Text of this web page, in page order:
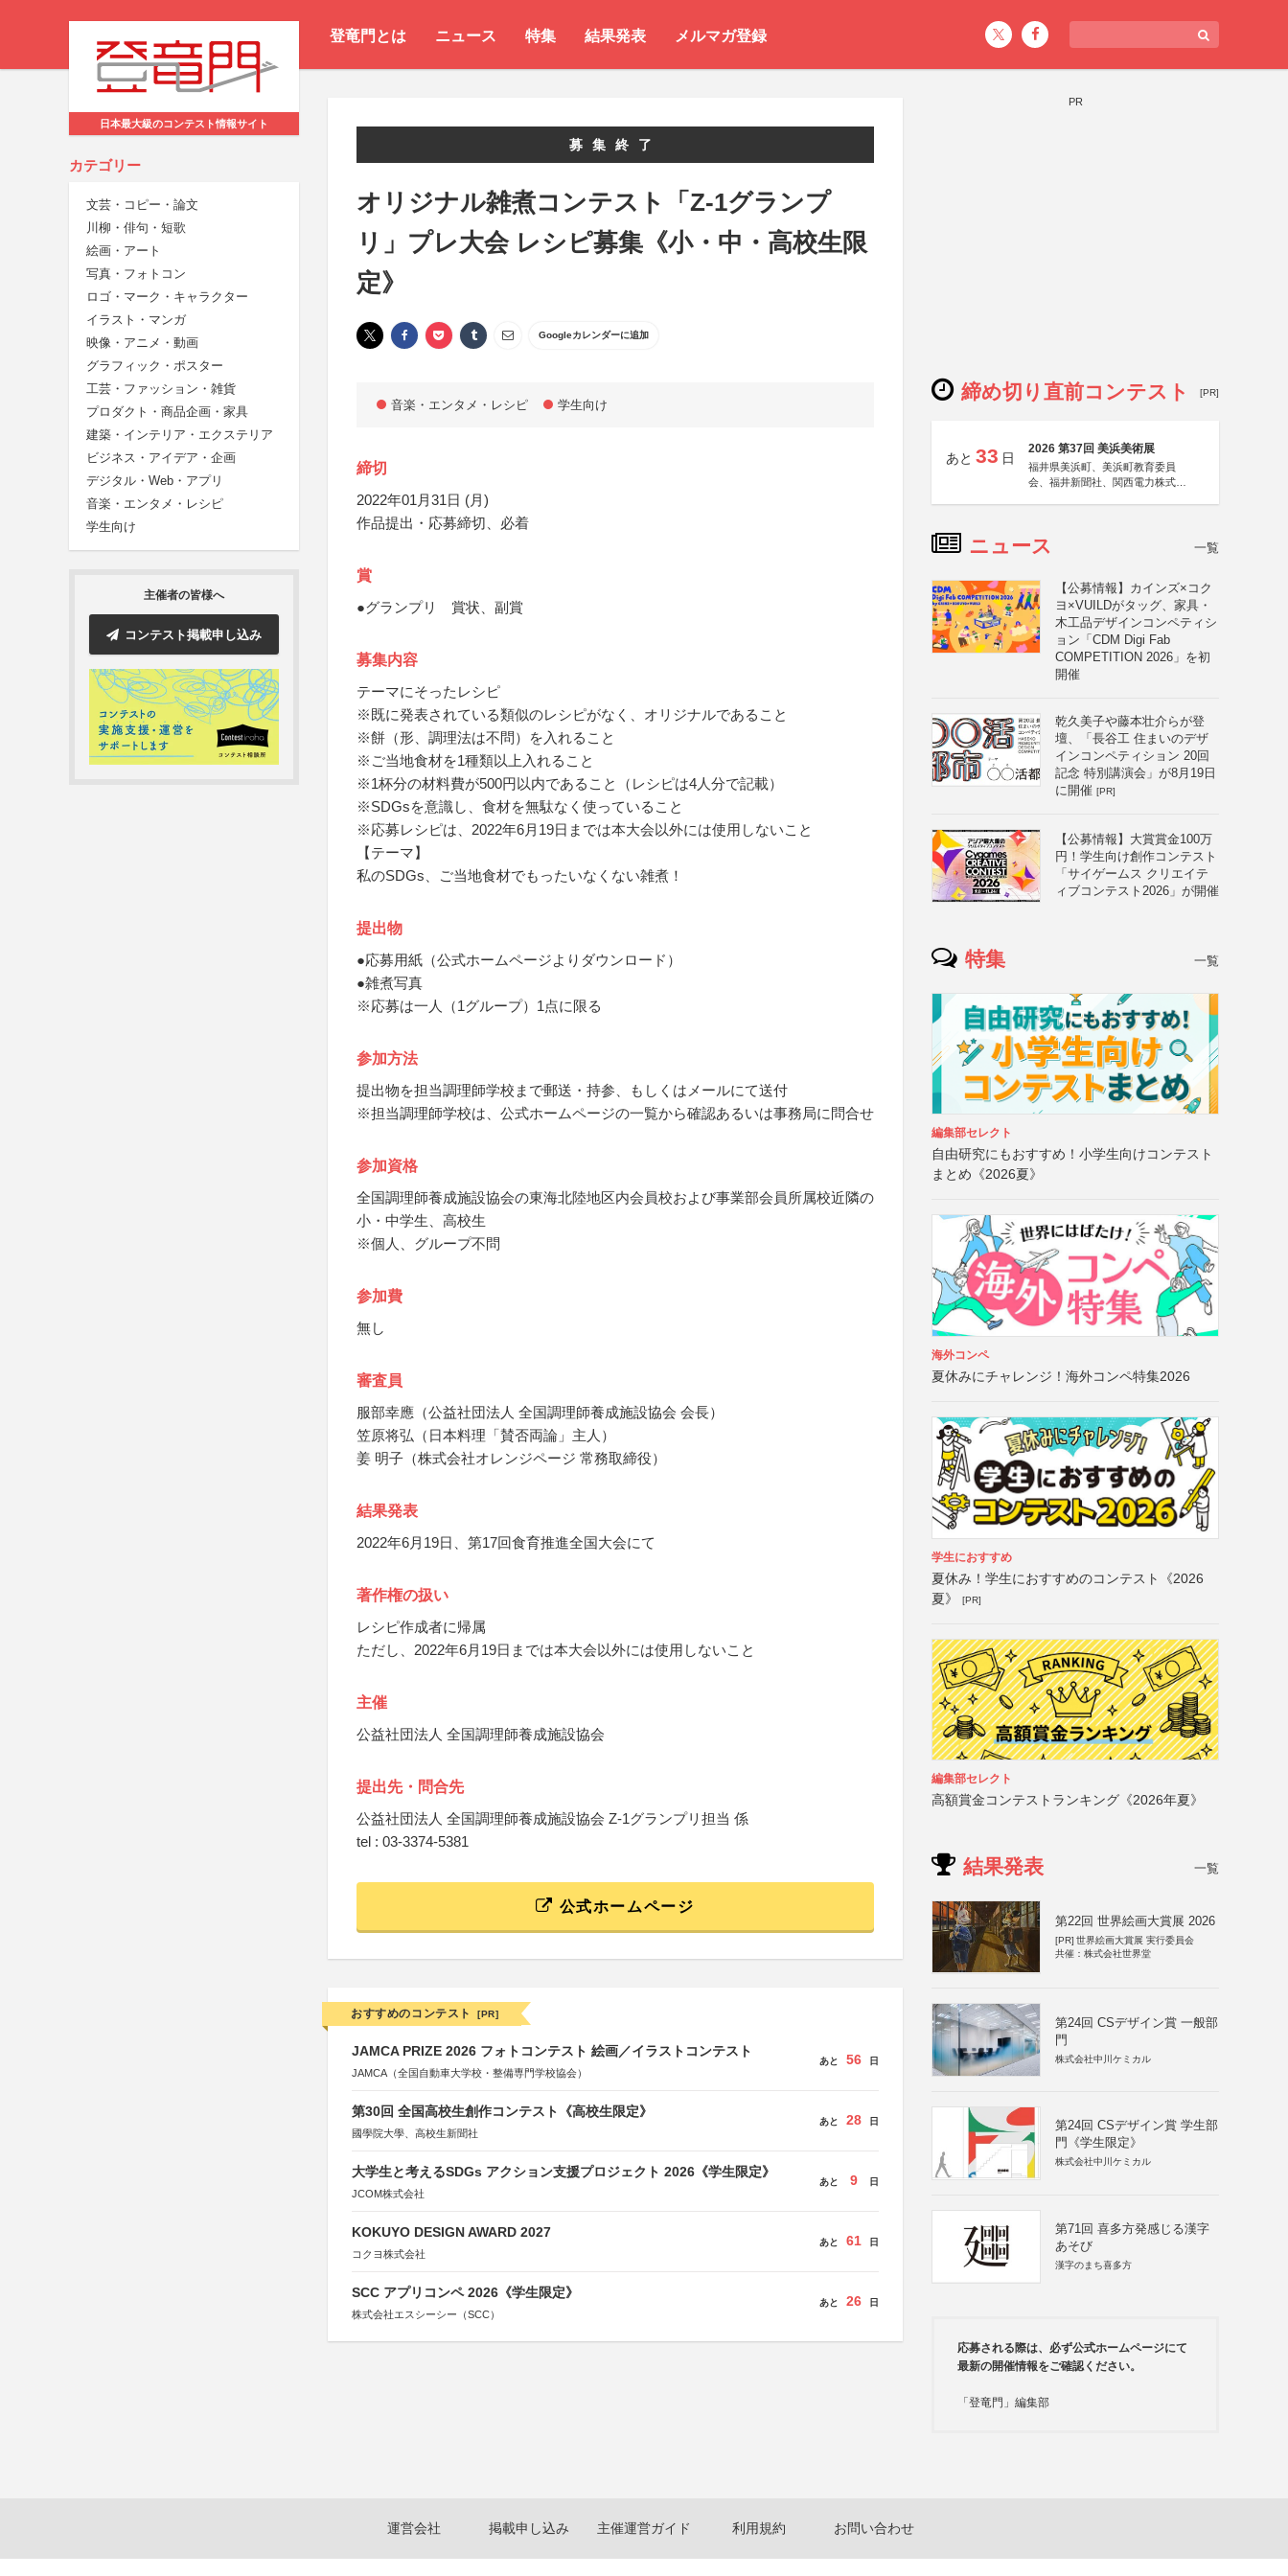
登竜門とは ニュース 特集 結果発表 メルマガ登録
日本最大級のコンテスト情報サイト
カテゴリー
文芸・コピー・論文
川柳・俳句・短歌
絵画・アート
写真・フォトコン
ロゴ・マーク・キャラクター
イラスト・マンガ
映像・アニメ・動画
グラフィック・ポスター
工芸・ファッション・雑貨
プロダクト・商品企画・家具
建築・インテリア・エクステリア
ビジネス・アイデア・企画
デジタル・Web・アプリ
音楽・エンタメ・レシピ
学生向け
主催者の皆様へ
コンテスト掲載申し込み
募集終了
オリジナル雑煮コンテスト「Z-1グランプ
リ」プレ大会 レシピ募集《小・中・高校生限
定》
Googleカレンダーに追加
音楽・エンタメ・レシピ 学生向け
締切
2022年01月31日 (月)
作品提出・応募締切、必着
賞
●グランプリ 賞状、副賞
募集内容
テーマにそったレシピ
※既に発表されている類似のレシピがなく、オリジナルであること
※餅（形、調理法は不問）を入れること
※ご当地食材を1種類以上入れること
※1杯分の材料費が500円以内であること（レシピは4人分で記載）
※SDGsを意識し、食材を無駄なく使っていること
※応募レシピは、2022年6月19日までは本大会以外には使用しないこと
【テーマ】
私のSDGs、ご当地食材でもったいなくない雑煮！
提出物
●応募用紙（公式ホームページよりダウンロード）
●雑煮写真
※応募は一人（1グループ）1点に限る
参加方法
提出物を担当調理師学校まで郵送・持参、もしくはメールにて送付
※担当調理師学校は、公式ホームページの一覧から確認あるいは事務局に問合せ
参加資格
全国調理師養成施設協会の東海北陸地区内会員校および事業部会員所属校近隣の
小・中学生、高校生
※個人、グループ不問
参加費
無し
審査員
服部幸應（公益社団法人 全国調理師養成施設協会 会長）
笠原将弘（日本料理「賛否両論」主人）
姜 明子（株式会社オレンジページ 常務取締役）
結果発表
2022年6月19日、第17回食育推進全国大会にて
著作権の扱い
レシピ作成者に帰属
ただし、2022年6月19日までは本大会以外には使用しないこと
主催
公益社団法人 全国調理師養成施設協会
提出先・問合先
公益社団法人 全国調理師養成施設協会 Z-1グランプリ担当 係
tel : 03-3374-5381
公式ホームページ
おすすめのコンテスト [PR]
JAMCA PRIZE 2026 フォトコンテスト 絵画／イラストコンテスト
JAMCA（全国自動車大学校・整備専門学校協会）
あと 56 日
第30回 全国高校生創作コンテスト《高校生限定》
國學院大學、高校生新聞社
あと 28 日
大学生と考えるSDGs アクション支援プロジェクト 2026《学生限定》
JCOM株式会社
あと 9 日
KOKUYO DESIGN AWARD 2027
コクヨ株式会社
あと 61 日
SCC アプリコンペ 2026《学生限定》
株式会社エスシーシー（SCC）
あと 26 日
PR
締め切り直前コンテスト [PR]
あと 33 日
2026 第37回 美浜美術展
福井県美浜町、美浜町教育委員
会、福井新聞社、関西電力株式会
ニュース 一覧
【公募情報】カインズ×コク
ヨ×VUILDがタッグ、家具・
木工品デザインコンペティシ
ョン「CDM Digi Fab
COMPETITION 2026」を初
開催
乾久美子や藤本壮介らが登
壇、「長谷工 住まいのデザ
インコンペティション 20回
記念 特別講演会」が8月19日
に開催 [PR]
【公募情報】大賞賞金100万
円！学生向け創作コンテスト
「サイゲームス クリエイテ
ィブコンテスト2026」が開催
特集 一覧
編集部セレクト
自由研究にもおすすめ！小学生向けコンテスト
まとめ《2026夏》
海外コンペ
夏休みにチャレンジ！海外コンペ特集2026
学生におすすめ
夏休み！学生におすすめのコンテスト《2026
夏》
[PR]
編集部セレクト
高額賞金コンテストランキング《2026年夏》
結果発表 一覧
第22回 世界絵画大賞展 2026
[PR] 世界絵画大賞展 実行委員会
共催：株式会社世界堂
第24回 CSデザイン賞 一般部
門
株式会社中川ケミカル
第24回 CSデザイン賞 学生部
門《学生限定》
株式会社中川ケミカル
第71回 喜多方発感じる漢字
あそび
漢字のまち喜多方
応募される際は、必ず公式ホームページにて
最新の開催情報をご確認ください。
「登竜門」編集部
運営会社 掲載申し込み 主催運営ガイド 利用規約 お問い合わせ